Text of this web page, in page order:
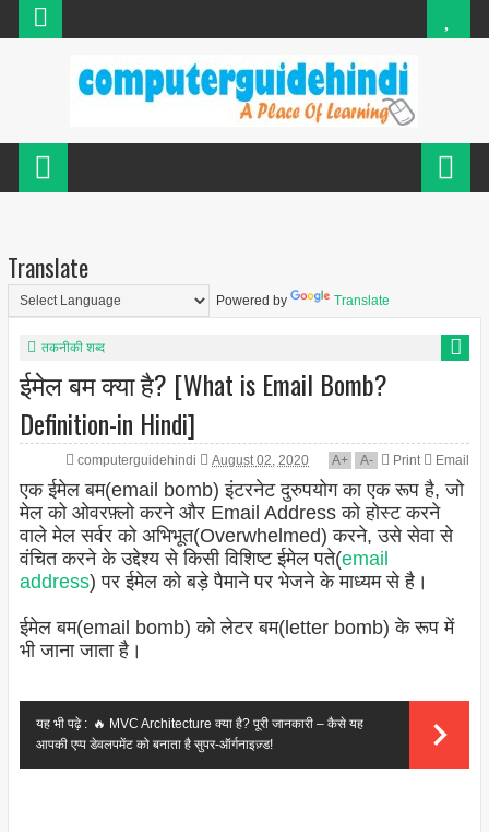
Translate
Powered by Translate
तकनीकी शब्द
ईमेल बम क्या है? [What is Email Bomb?
Definition-in Hindi]
computerguidehindi August 02, 2020 A+ A- Print Email
एक ईमेल बम(email bomb) इंटरनेट दुरुपयोग का एक रूप है, जो
मेल को ओवरफ़्लो करने और Email Address को होस्ट करने
वाले मेल सर्वर को अभिभूत(Overwhelmed) करने, उसे सेवा से
वंचित करने के उद्देश्य से किसी विशिष्ट ईमेल पते(email
address) पर ईमेल को बड़े पैमाने पर भेजने के माध्यम से है।
ईमेल बम(email bomb) को लेटर बम(letter bomb) के रूप में
भी जाना जाता है।
यह भी पढ़े : 🔥 MVC Architecture क्या है? पूरी जानकारी – कैसे यह
आपकी एप्प डेवलपमेंट को बनाता है सुपर‑ऑर्गनाइज़्ड!